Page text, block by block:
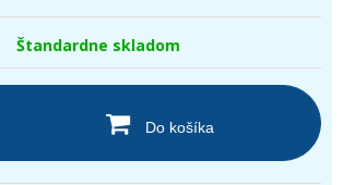
Štandardne skladom
Do košíka